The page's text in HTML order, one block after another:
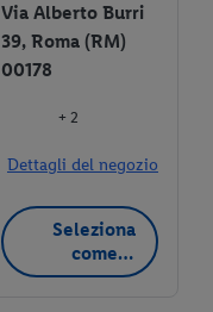
Via Alberto Burri
39, Roma (RM)
00178
+ 2
Dettagli del negozio
Seleziona
come
negozio